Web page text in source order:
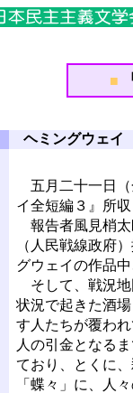
■
ヘミングウェイ
五月二十一日（
イ全短編３』所
報告者風見梢太
（人民戦線政府
グウェイの作品
そして、戦況地
状況で起きた酒
す人たちが覆わ
人の引金となる
ており、とくに
「蝶々」に、人